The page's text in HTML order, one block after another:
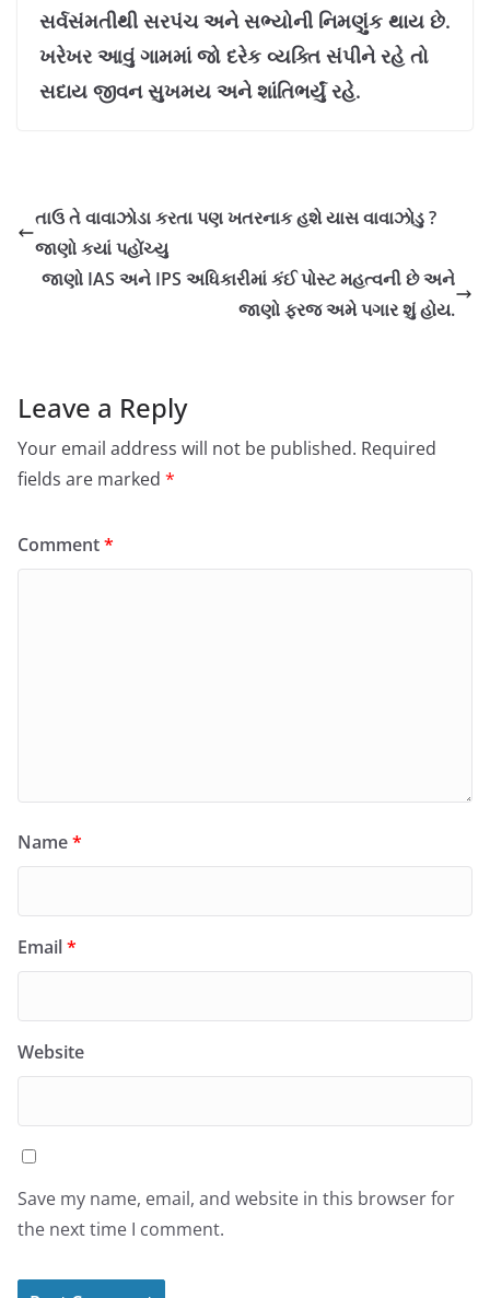
સર્વસંમતીથી સરપંચ અને સભ્યોની નિમણુંક થાય છે.
ખરેખર આવું ગામમાં જો દરેક વ્યક્તિ સંપીને રહે તો
સદાય જીવન સુખમય અને શાંતિભર્યું રહે.
તાઉ તે વાવાઝોડા કરતા પણ ખતરનાક હશે યાસ વાવાઝોડુ ?
જાણો કયાં પહોંચ્યુ
જાણો IAS અને IPS અધિકારીમાં કંઈ પોસ્ટ મહત્વની છે અને
જાણો ફરજ અમે પગાર શું હોય.
Leave a Reply
Your email address will not be published. Required
fields are marked *
Comment*
Name*
Email*
Website
Save my name, email, and website in this browser for
the next time I comment.